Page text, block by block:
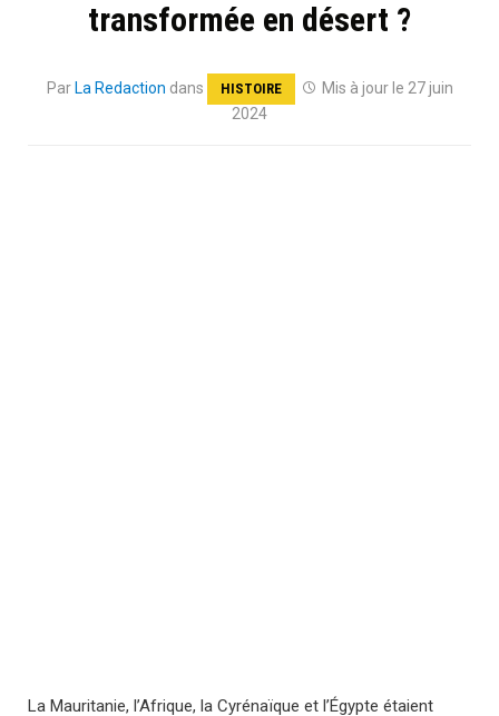
transformée en désert ?
Par La Redaction dans HISTOIRE
Mis à jour le 27 juin
2024
La Mauritanie, l’Afrique, la Cyrénaïque et l’Égypte étaient